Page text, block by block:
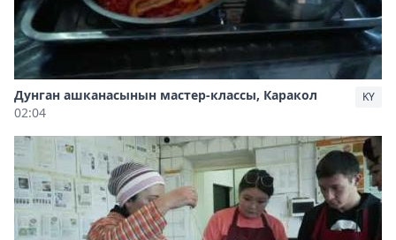
Дунган ашканасынын мастер-классы, Каракол
02:04
KY